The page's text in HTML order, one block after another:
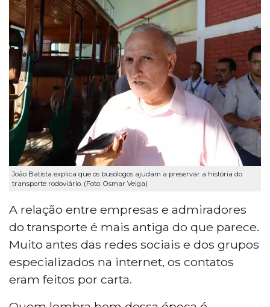
João Batista explica que os busólogos ajudam a preservar a história do
transporte rodoviário. (Foto: Osmar Veiga)
A relação entre empresas e admiradores
do transporte é mais antiga do que parece.
Muito antes das redes sociais e dos grupos
especializados na internet, os contatos
eram feitos por carta.